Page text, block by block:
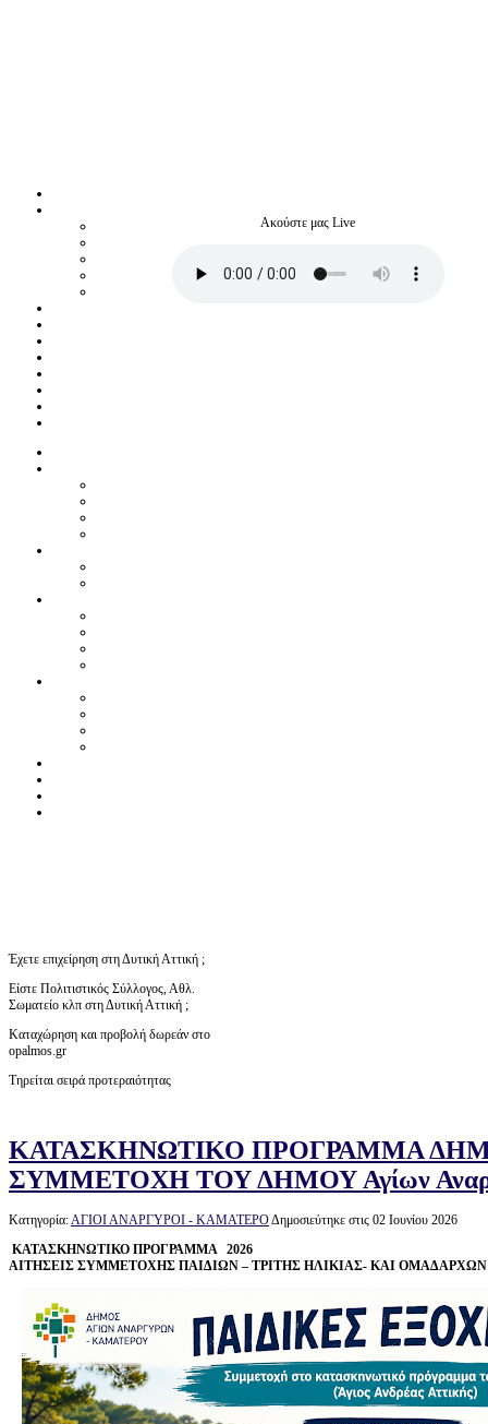
Ακούστε μας Live
Έχετε επιχείρηση στη Δυτική Αττική ;
Είστε Πολιτιστικός Σύλλογος, Αθλ.
Σωματείο κλπ στη Δυτική Αττική ;
Καταχώρηση και προβολή δωρεάν στο
opalmos.gr
Τηρείται σειρά προτεραιότητας
ΚΑΤΑΣΚΗΝΩΤΙΚΟ ΠΡΟΓΡΑΜΜΑ
ΣΥΜΜΕΤΟΧΗ ΤΟΥ ΔΗΜΟΥ Αγίων
Κατηγορία:ΑΓΙΟΙ ΑΝΑΡΓΥΡΟΙ - ΚΑΜΑΤΕΡΟΔημοσιεύτηκε στις 02 Ιουνίου 2026
ΚΑΤΑΣΚΗΝΩΤΙΚΟ ΠΡΟΓΡΑΜΜΑ 2026
ΑΙΤΗΣΕΙΣ ΣΥΜΜΕΤΟΧΗΣ ΠΑΙΔΙΩΝ – ΤΡΙΤΗΣ ΗΛΙΚΙΑΣ- ΚΑΙ ΟΜΑΔΑΡΧΩΝ